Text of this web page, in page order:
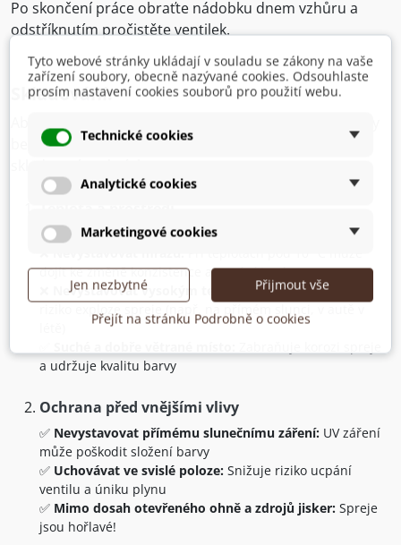
Po skončení práce obraťte nádobku dnem vzhůru a
odstříknutím pročistěte ventilek.
Skladování:
bezpečné k použití, je důležité dodržovat správné
✅Optimální teplota: 10–25 °C
dojít ke změně konzistence a ucpání trysky
Nevystavovat vysokým teplotám:Nad 50 °C hrozí
riziko exploze spreje (např. na přímém slunci, v autě v
a udržuje kvalitu barvy
Ochrana před vnějšími vlivy
✅ Nevystavovat přímému slunečnímu záření: UV záření
může poškodit složení barvy
✅ Uchovávat ve svislé poloze: Snižuje riziko ucpání
ventilu a úniku plynu
✅ Mimo dosah otevřeného ohně a zdrojů jisker: Spreje
jsou hořlavé!
Tyto webové stránky ukládají v souladu se zákony na vaše
zařízení soubory, obecně nazývané cookies. Odsouhlaste
prosím nastavení cookies souborů pro použití webu.
Technické cookies
Analytické cookies
Marketingové cookies
Jen nezbytné
Přijmout vše
Přejít na stránku Podrobně o cookies